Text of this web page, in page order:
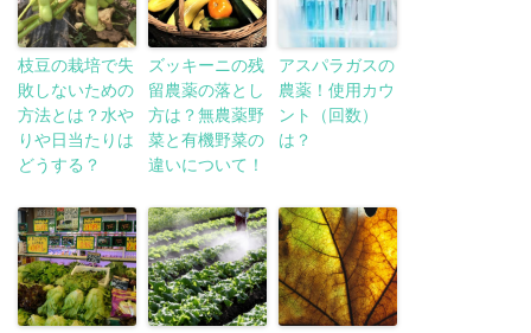
枝豆の栽培で失
敗しないための
方法とは？水や
りや日当たりは
どうする？
ズッキーニの残
留農薬の落とし
方は？無農薬野
菜と有機野菜の
違いについて！
アスパラガスの
農薬！使用カウ
ント（回数）
は？